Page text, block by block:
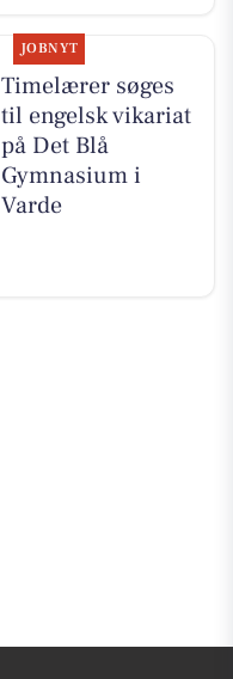
JOBNYT
Timelærer søges
til engelsk vikariat
på Det Blå
Gymnasium i
Varde